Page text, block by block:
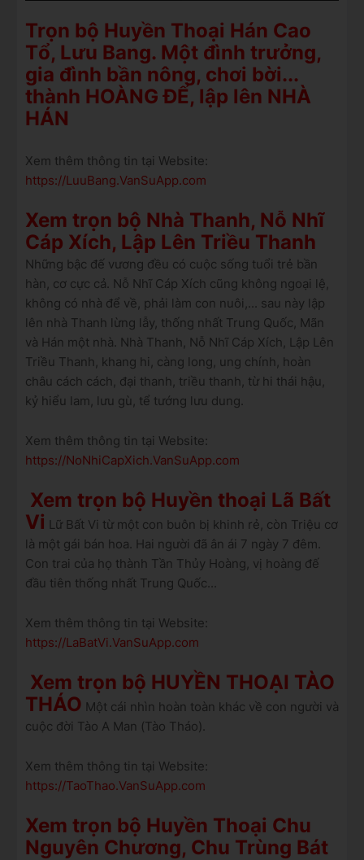
Trọn bộ Huyền Thoại Hán Cao
Tổ, Lưu Bang. Một đình trưởng,
gia đình bần nông, chơi bời...
thành HOÀNG ĐẾ, lập lên NHÀ
HÁN
Xem thêm thông tin tại Website:
https://LuuBang.VanSuApp.com
Xem trọn bộ Nhà Thanh, Nỗ Nhĩ
Cáp Xích, Lập Lên Triều Thanh
Những bậc đế vương đều có cuộc sống tuổi trẻ bần
hàn, cơ cực cả. Nỗ Nhĩ Cáp Xích cũng không ngoại lệ,
không có nhà để về, phải làm con nuôi,... sau này lập
lên nhà Thanh lừng lẫy, thống nhất Trung Quốc, Mãn
và Hán một nhà. Nhà Thanh, Nỗ Nhĩ Cáp Xích, Lập Lên
Triều Thanh, khang hi, càng long, ung chính, hoàn
châu cách cách, đại thanh, triều thanh, từ hi thái hậu,
kỷ hiểu lam, lưu gù, tể tướng lưu dung.
Xem thêm thông tin tại Website:
https://NoNhiCapXich.VanSuApp.com
Xem trọn bộ Huyền thoại Lã Bất
Vi Lữ Bất Vi từ một con buôn bị khinh rẻ, còn Triệu cơ
là một gái bán hoa. Hai người đã ân ái 7 ngày 7 đêm.
Con trai của họ thành Tần Thủy Hoàng, vị hoàng đế
đầu tiên thống nhất Trung Quốc...
Xem thêm thông tin tại Website:
https://LaBatVi.VanSuApp.com
Xem trọn bộ HUYỀN THOẠI TÀO
THÁO Một cái nhìn hoàn toàn khác về con người và
cuộc đời Tào A Man (Tào Tháo).
Xem thêm thông tin tại Website:
https://TaoThao.VanSuApp.com
Xem trọn bộ Huyền Thoại Chu
Nguyên Chương, Chu Trùng Bát